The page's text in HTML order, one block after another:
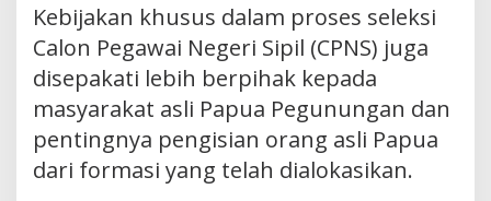
Kebijakan khusus dalam proses seleksi
Calon Pegawai Negeri Sipil (CPNS) juga
disepakati lebih berpihak kepada
masyarakat asli Papua Pegunungan dan
pentingnya pengisian orang asli Papua
dari formasi yang telah dialokasikan.